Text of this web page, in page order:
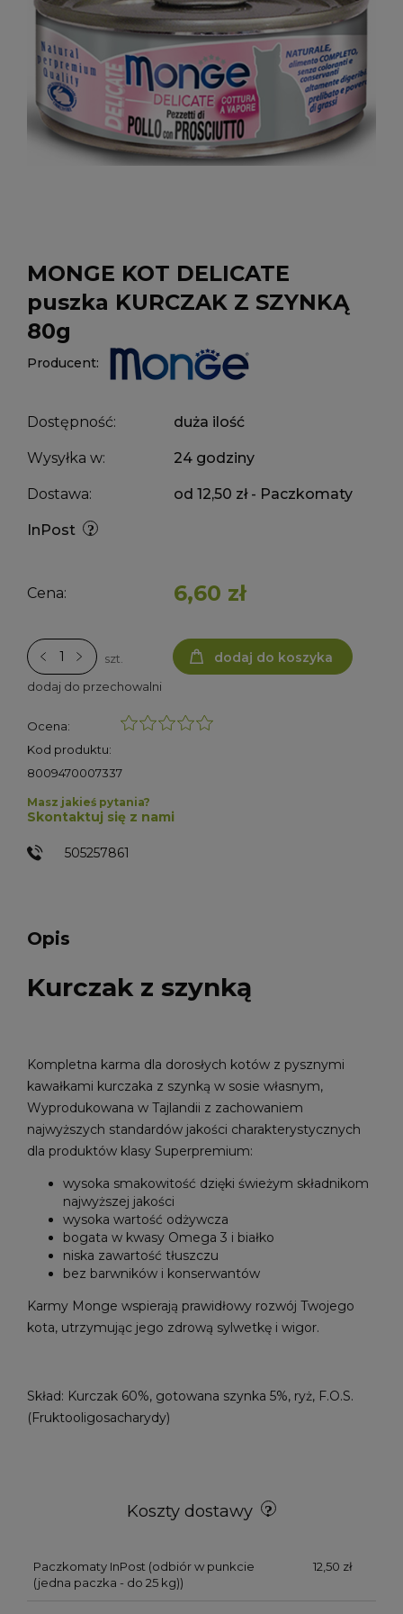
MONGE KOT DELICATE
puszka KURCZAK Z SZYNKĄ
80g
Producent:
Dostępność: duża ilość
Wysyłka w: 24 godziny
Dostawa: od 12,50 zł - Paczkomaty
InPost
Cena: 6,60 zł
szt. dodaj do koszyka
dodaj do przechowalni
Ocena:
Kod produktu:
8009470007337
Masz jakieś pytania?
Skontaktuj się z nami
505257861
Opis
Kurczak z szynką
Kompletna karma dla dorosłych kotów z pysznymi
kawałkami kurczaka z szynką w sosie własnym,
Wyprodukowana w Tajlandii z zachowaniem
najwyższych standardów jakości charakterystycznych
dla produktów klasy Superpremium:
wysoka smakowitość dzięki świeżym składnikom
najwyższej jakości
wysoka wartość odżywcza
bogata w kwasy Omega 3 i białko
niska zawartość tłuszczu
bez barwników i konserwantów
Karmy Monge wspierają prawidłowy rozwój Twojego
kota, utrzymując jego zdrową sylwetkę i wigor.
Skład: Kurczak 60%, gotowana szynka 5%, ryż, F.O.S.
(Fruktooligosacharydy)
Koszty dostawy
Paczkomaty InPost (odbiór w punkcie
(jedna paczka - do 25 kg))
12,50 zł